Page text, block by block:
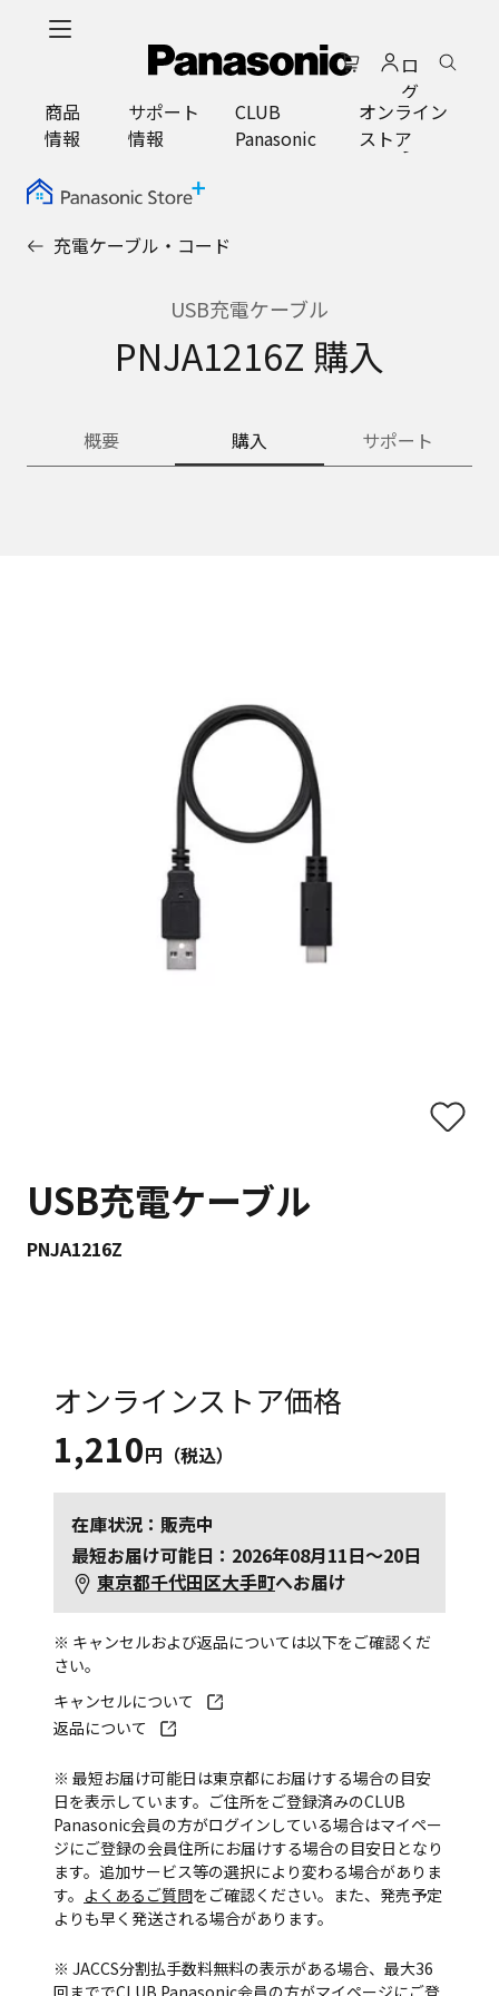
ロ
グ
イ
ン
商品
情報
サポート
情報
CLUB
Panasonic
オンライン
ストア
充電ケーブル・コード
USB充電ケーブル
PNJA1216Z 購入
概要 購入 サポート
USB充電ケーブル
PNJA1216Z
オンラインストア価格
1,210円（税込）
在庫状況：販売中
最短お届け可能日：2026年08月11日～20日
東京都千代田区大手町へお届け
※ キャンセルおよび返品については以下をご確認くだ
さい。
キャンセルについて
返品について
※ 最短お届け可能日は東京都にお届けする場合の目安
日を表示しています。ご住所をご登録済みのCLUB
Panasonic会員の方がログインしている場合はマイペー
ジにご登録の会員住所にお届けする場合の目安日となり
ます。追加サービス等の選択により変わる場合がありま
す。 よくあるご質問をご確認ください。また、発売予定
よりも早く発送される場合があります。
※ JACCS分割払手数料無料の表示がある場合、最大36
回まででCLUB Panasonic会員の方がマイページにご登